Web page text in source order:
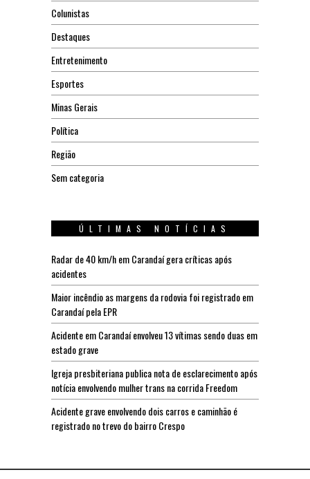
Colunistas
Destaques
Entretenimento
Esportes
Minas Gerais
Política
Região
Sem categoria
ÚLTIMAS NOTÍCIAS
Radar de 40 km/h em Carandaí gera críticas após
acidentes
Maior incêndio as margens da rodovia foi registrado em
Carandaí pela EPR
Acidente em Carandaí envolveu 13 vítimas sendo duas em
estado grave
Igreja presbiteriana publica nota de esclarecimento após
notícia envolvendo mulher trans na corrida Freedom
Acidente grave envolvendo dois carros e caminhão é
registrado no trevo do bairro Crespo